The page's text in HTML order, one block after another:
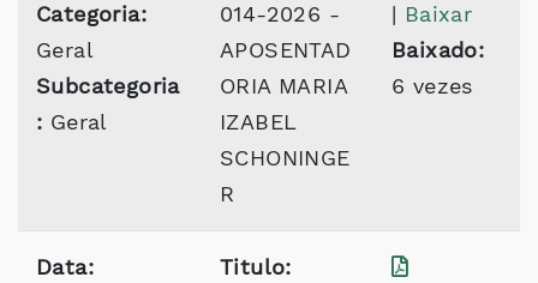
Categoria:
Geral
Subcategoria
: Geral
014-2026 -
APOSENTAD
ORIA MARIA
IZABEL
SCHONINGE
R
| Baixar
Baixado:
6 vezes
Data:
Titulo: